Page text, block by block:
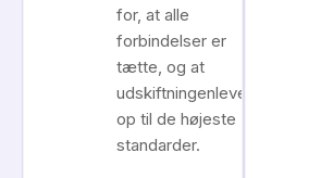
for, at alle
forbindelser er
tætte, og at
udskiftningenlever
op til de højeste
standarder.